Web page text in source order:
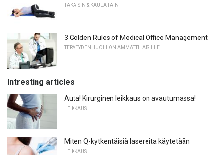
TAKAISIN & KAULA PAIN
3 Golden Rules of Medical Office Management
TERVEYDENHUOLLON AMMATTILAISILLE
Intresting articles
Auta! Kirurginen leikkaus on avautumassa!
LEIKKAUS
Miten Q-kytkentäisiä lasereita käytetään
LEIKKAUS